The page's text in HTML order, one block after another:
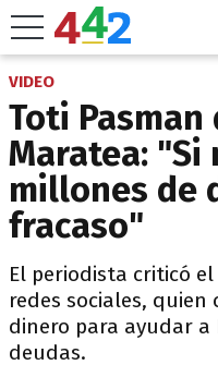
VIDEO
Toti
Maratea: "Si
millones de
fracaso"
El periodista criticó
redes sociales,
dinero para ayudar
deudas.